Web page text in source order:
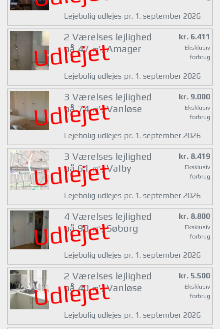
Lejebolig udlejes pr. 1. september 2026
Udlejet
2 Værelses lejlighed
på 47 ㎡, Amager
kr. 6.411
Eksklusiv
forbrug
Lejebolig udlejes pr. 1. september 2026
Udlejet
3 Værelses lejlighed
på 74 ㎡, Vanløse
kr. 9.000
Eksklusiv
forbrug
Lejebolig udlejes pr. 1. september 2026
Udlejet
3 Værelses lejlighed
på 61 ㎡, Valby
kr. 8.419
Eksklusiv
forbrug
Lejebolig udlejes pr. 1. september 2026
Udlejet
4 Værelses lejlighed
på 98 ㎡, Søborg
kr. 8.800
Eksklusiv
forbrug
Lejebolig udlejes pr. 1. september 2026
Udlejet
2 Værelses lejlighed
på 40 ㎡, Vanløse
kr. 5.500
Eksklusiv
forbrug
Lejebolig udlejes pr. 1. september 2026